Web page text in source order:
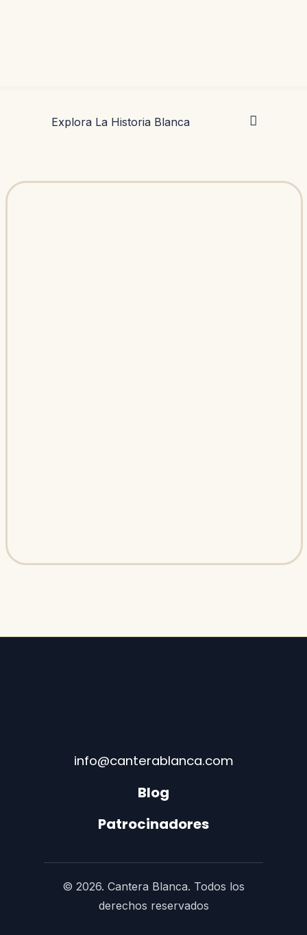
Explora La Historia Blanca
info@canterablanca.com
Blog
Patrocinadores
© 2026. Cantera Blanca. Todos los
derechos reservados